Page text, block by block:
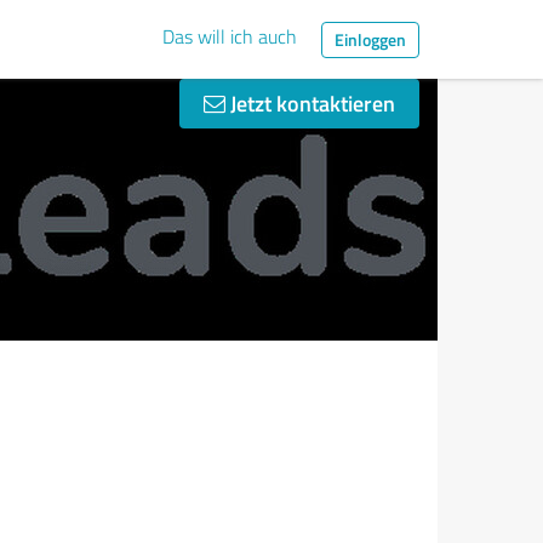
Das will ich auch Einloggen
Jetzt kontaktieren